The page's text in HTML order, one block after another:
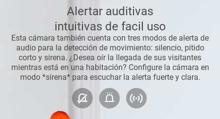
Alertar auditivas
intuitivas de facil uso
Esta cámara también cuenta con tres modos de alerta de
audio para la detección de movimiento: silencio, pitido
corto y sirena. ¿Desea oír la llegada de sus visitantes
mientras está en una habitación? Configure la cámara en
modo *sirena* para escuchar la alerta fuerte y clara.